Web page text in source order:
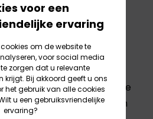
en
positie en uitgebreide
tarieven aanbieden
voor een
ervaring
om de website te
voor social media
zorgen dat u relevante
krijgt. Bij akkoord geeft u ons
het gebruik van alle cookies
u een gebruiksvriendelijke
ervaring?